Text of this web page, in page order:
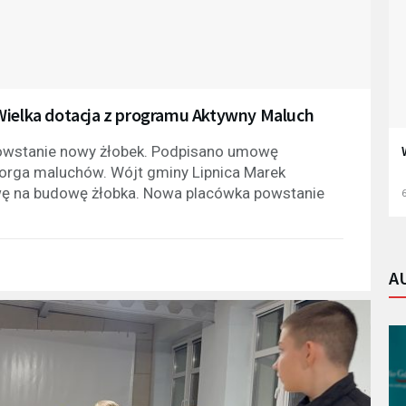
dotacja z programu Aktywny Maluch
nowy żłobek. Podpisano umowę
maluchów. Wójt gminy Lipnica Marek
budowę żłobka. Nowa placówka powstanie